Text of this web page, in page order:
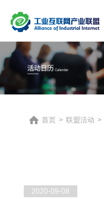
首页 > 联盟活动 >
2020-09-08